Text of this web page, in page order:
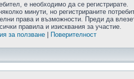
е необходимо да се регистрирате.
минути, но регистрираните
права и възможности. Преди да
правила и изисквания за участие.
за ползване| Поверителност